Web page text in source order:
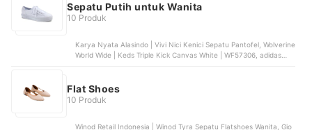
Sepatu Putih untuk Wanita
10 Produk
Karya Nyata Alasindo | Vivi Nici Kenici Sepatu Pantofel, Wolverine
World Wide | Keds Triple Kick Canvas White | WF57306, adidas
Flat Shoes
10 Produk
Winod Retail Indonesia | Winod Tyra Sepatu Flatshoes Wanita, Gio